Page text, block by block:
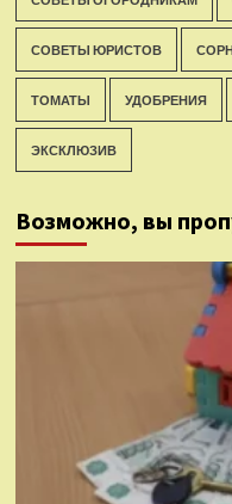
СОВЕТЫ ЮРИСТОВ
ТОМАТЫ УДОБРЕНИЯ
ЭКСКЛЮЗИВ
Возможно, вы